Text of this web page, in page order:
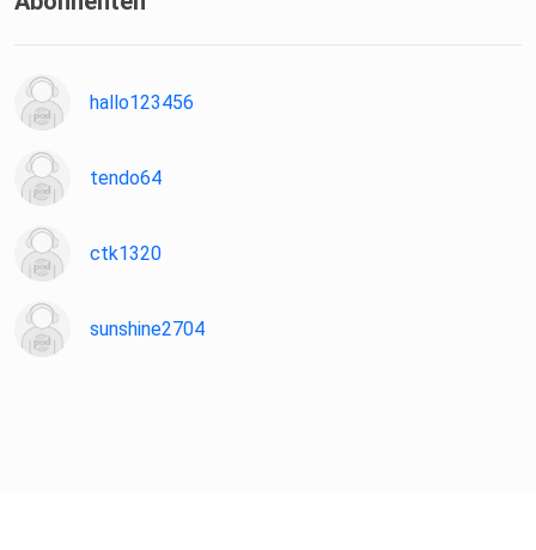
hallo123456
tendo64
ctk1320
sunshine2704